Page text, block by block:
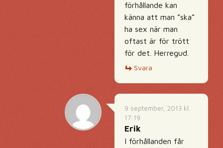
förhållande kan
känna att man ”ska”
ha sex när man
oftast är för trött
för det. Herregud.
Svara
9 september, 2013 kl.
17:19
Erik
I förhållanden får